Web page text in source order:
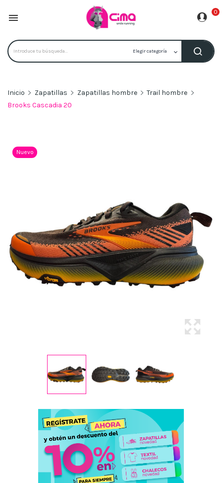
 0
Inicio Zapatillas Zapatillas hombre
Trail hombre
Brooks Cascadia 20
Nuevo